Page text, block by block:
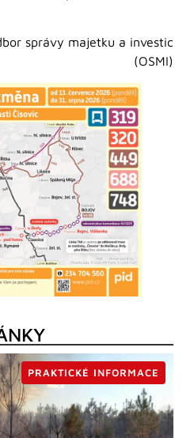
správy majetku a investic
(OSMI)
PRAKTICKÉ INFORMACE